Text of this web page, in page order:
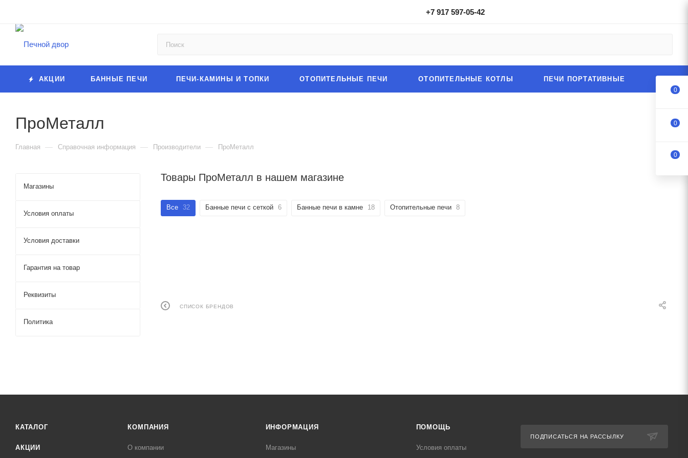
+7 917 597-05-42
АКЦИИ БАННЫЕ ПЕЧИ ПЕЧИ-КАМИНЫ И ТОПКИ ОТОПИТЕЛЬНЫЕ ПЕЧИ ОТОПИТЕЛЬНЫЕ КОТЛЫ ПЕЧИ ПОРТАТИВНЫЕ
ПроМеталл
Главная — Справочная информация — Производители — ПроМеталл
Товары ПроМеталл в нашем магазине
Все 32 Банные печи с сеткой 6 Банные печи в камне 18 Отопительные печи 8
СПИСОК БРЕНДОВ
Магазины
Условия оплаты
Условия доставки
Гарантия на товар
Реквизиты
Политика
КАТАЛОГ
АКЦИИ
КОМПАНИЯ
О компании
ИНФОРМАЦИЯ
Магазины
ПОМОЩЬ
Условия оплаты
ПОДПИСАТЬСЯ НА РАССЫЛКУ
0
0
0